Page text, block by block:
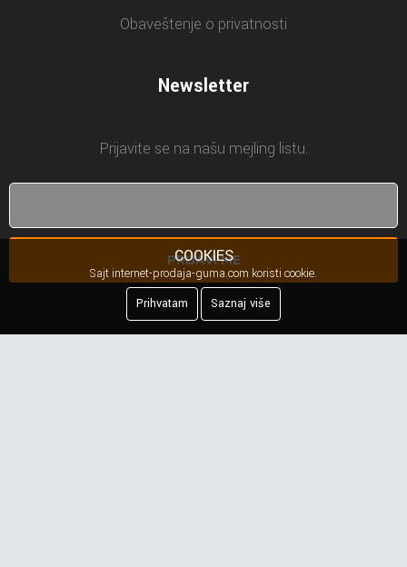
Obaveštenje o privatnosti
Newsletter
Prijavite se na našu mejling listu.
PRIJAVI ME
COOKIES
Sajt internet-prodaja-guma.com koristi cookie.
Prihvatam
Saznaj više